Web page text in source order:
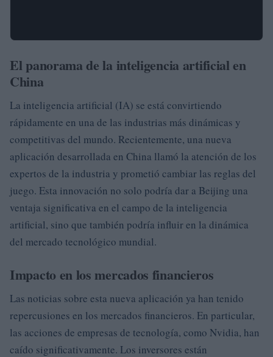
El panorama de la inteligencia artificial en
China
La inteligencia artificial (IA) se está convirtiendo
rápidamente en una de las industrias más dinámicas y
competitivas del mundo. Recientemente, una nueva
aplicación desarrollada en China llamó la atención de los
expertos de la industria y prometió cambiar las reglas del
juego. Esta innovación no solo podría dar a Beijing una
ventaja significativa en el campo de la inteligencia
artificial, sino que también podría influir en la dinámica
del mercado tecnológico mundial.
Impacto en los mercados financieros
Las noticias sobre esta nueva aplicación ya han tenido
repercusiones en los mercados financieros. En particular,
las acciones de empresas de tecnología, como Nvidia, han
caído significativamente. Los inversores están